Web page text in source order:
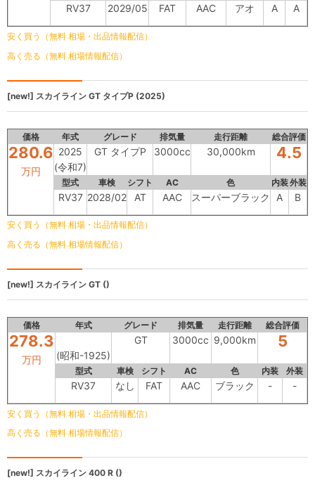
RV37 2029/05 FAT AAC アオ A A
安く買う（無料 相場・出品情報配信）
高く売る（無料 相場情報配信）
[new!] スカイライン GT タイプP (2025)
価格 年式 グレード 排気量 走行距離 総合評価
280.6
万円
2025
(令和7)
GT タイプP 3000cc 30,000km 4.5
型式 車検 シフト AC 色 内装外装
RV37 2028/02 AT AAC スーパーブラック A B
安く買う（無料 相場・出品情報配信）
高く売る（無料 相場情報配信）
[new!] スカイライン GT ()
価格 年式 グレード 排気量 走行距離 総合評価
278.3
万円 (昭和-1925)
GT 3000cc 9,000km 5
型式 車検 シフト AC 色 内装 外装
RV37 なし FAT AAC ブラック - -
安く買う（無料 相場・出品情報配信）
高く売る（無料 相場情報配信）
[new!] スカイライン 400 R ()